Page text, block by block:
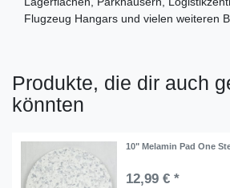
Flugzeug Hangars und vielen weiteren
Produkte, die dir auch
könnten
10" Melamin Pad One
12,99 € *